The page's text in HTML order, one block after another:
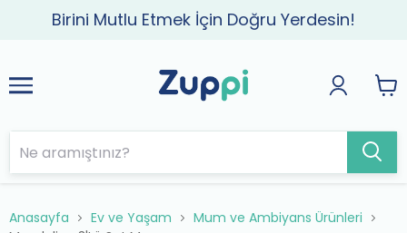
Birini Mutlu Etmek İçin Doğru Yerdesin!
Anasayfa Ev ve Yaşam
Mum ve Ambiyans Ürünleri